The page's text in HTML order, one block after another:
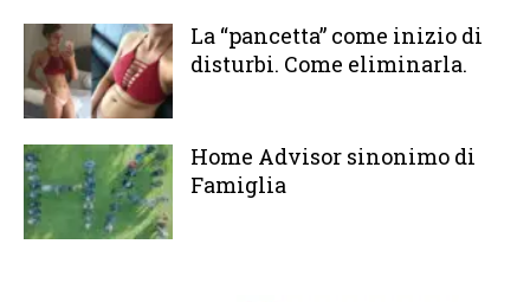
La “pancetta” come inizio di
disturbi. Come eliminarla.
Home Advisor sinonimo di
Famiglia